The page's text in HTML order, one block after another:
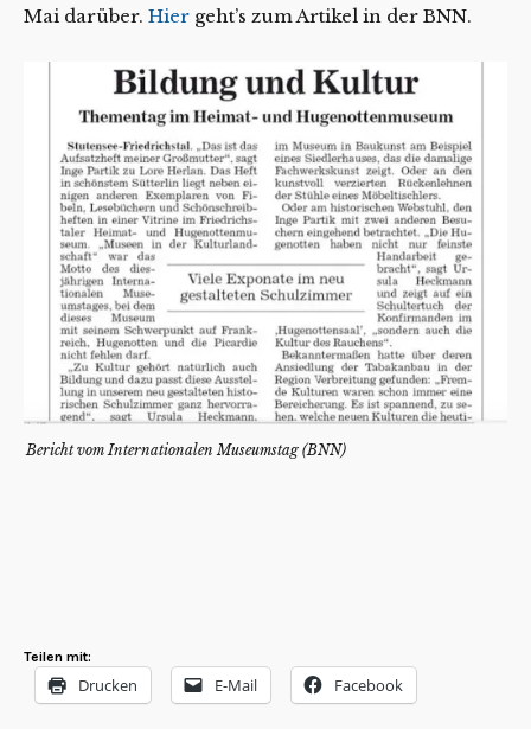
Mai darüber. Hier geht’s zum Artikel in der BNN.
Bericht vom Internationalen Museumstag (BNN)
Teilen mit:
Drucken E-Mail Facebook